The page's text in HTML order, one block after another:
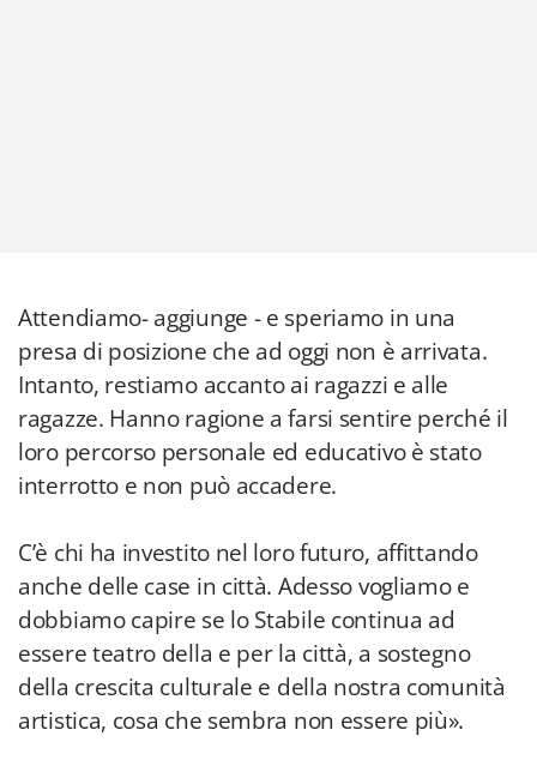
Attendiamo- aggiunge - e speriamo in una
presa di posizione che ad oggi non è arrivata.
Intanto, restiamo accanto ai ragazzi e alle
ragazze. Hanno ragione a farsi sentire perché il
loro percorso personale ed educativo è stato
interrotto e non può accadere.
C’è chi ha investito nel loro futuro, affittando
anche delle case in città. Adesso vogliamo e
dobbiamo capire se lo Stabile continua ad
essere teatro della e per la città, a sostegno
della crescita culturale e della nostra comunità
artistica, cosa che sembra non essere più».